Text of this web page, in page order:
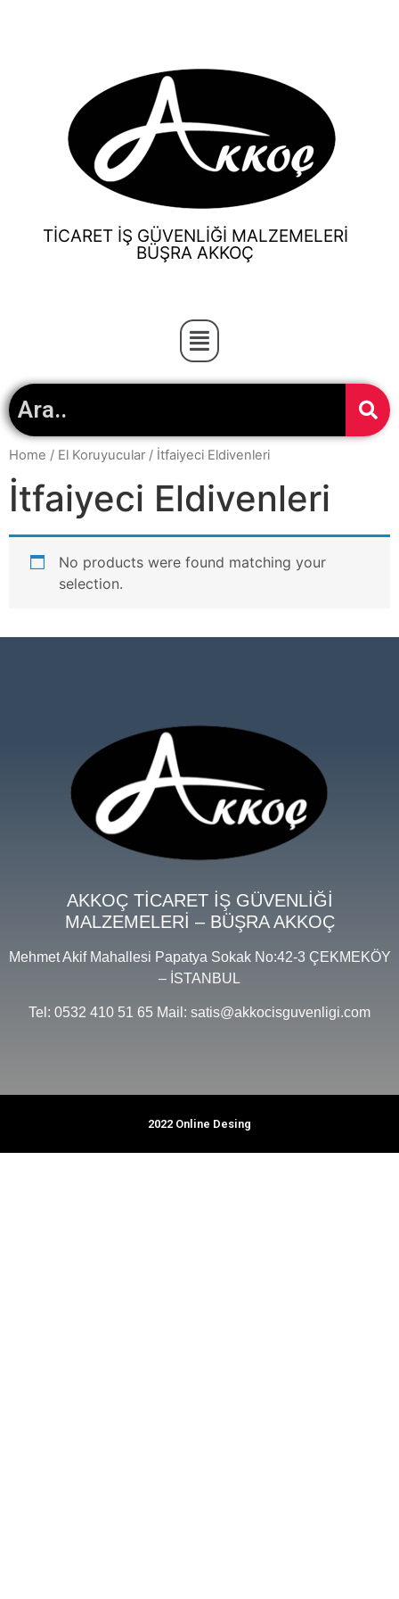
TİCARET İŞ GÜVENLİĞİ MALZEMELERİ
BÜŞRA AKKOÇ
Home / El Koruyucular / İtfaiyeci Eldivenleri
İtfaiyeci Eldivenleri
No products were found matching your
selection.
AKKOÇ TİCARET İŞ GÜVENLİĞİ
MALZEMELERİ – BÜŞRA AKKOÇ
Mehmet Akif Mahallesi Papatya Sokak No:42-3 ÇEKMEKÖY
– İSTANBUL
Tel: 0532 410 51 65 Mail: satis@akkocisguvenligi.com
2022 Online Desing